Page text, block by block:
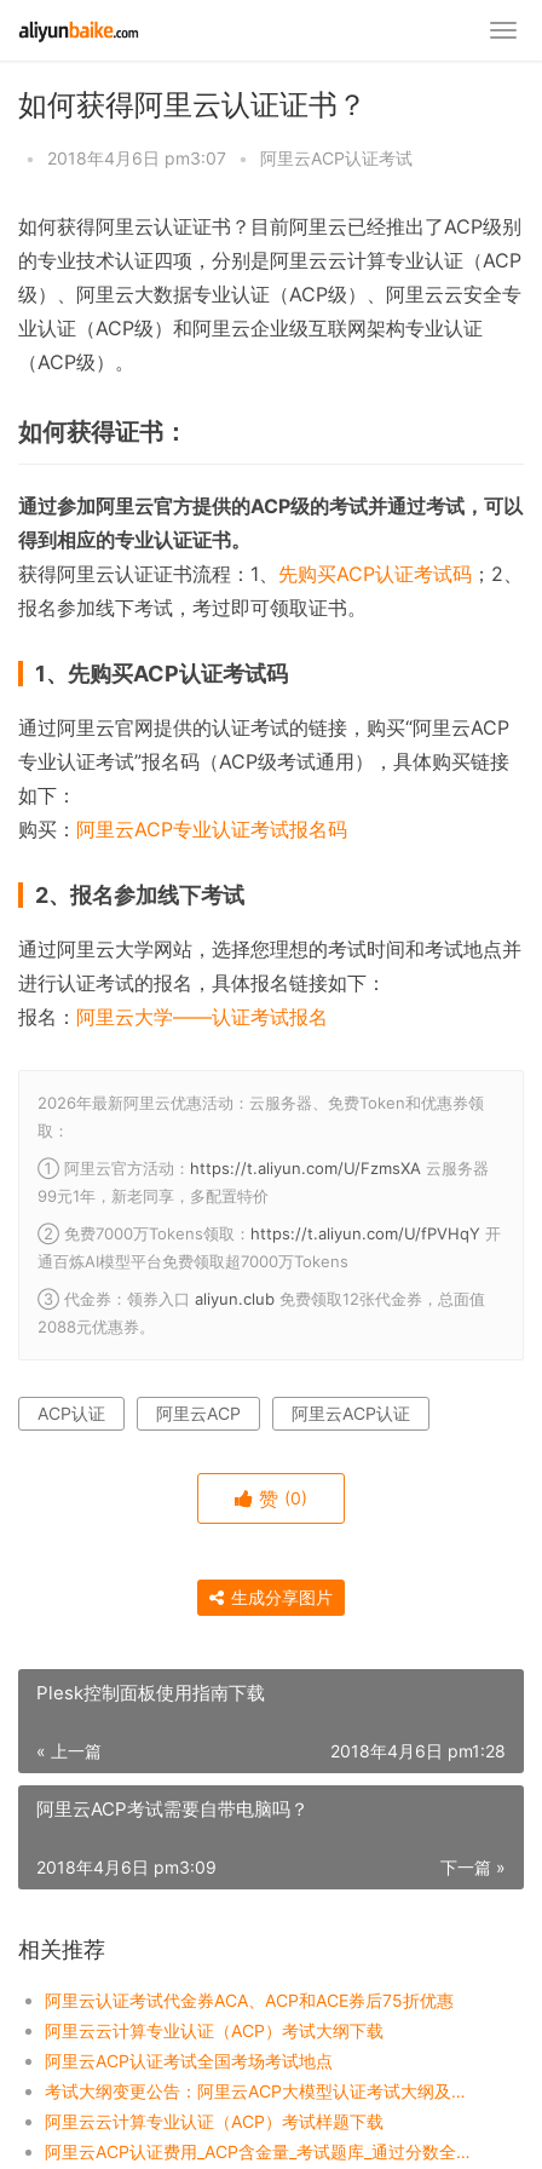
如何获得阿里云认证证书？
• 2018年4月6日 pm3:07 • 阿里云ACP认证考试
如何获得阿里云认证证书？目前阿里云已经推出了ACP级别
的专业技术认证四项，分别是阿里云云计算专业认证（ACP
级）、阿里云大数据专业认证（ACP级）、阿里云云安全专
业认证（ACP级）和阿里云企业级互联网架构专业认证
（ACP级）。
如何获得证书：
通过参加阿里云官方提供的ACP级的考试并通过考试，可以
得到相应的专业认证证书。
获得阿里云认证证书流程：1、 先购买ACP认证考试码 ；2、
报名参加线下考试，考过即可领取证书。
1、先购买ACP认证考试码
通过阿里云官网提供的认证考试的链接，购买“阿里云ACP
专业认证考试”报名码（ACP级考试通用），具体购买链接
如下：
购买： 阿里云ACP专业认证考试报名码
2、报名参加线下考试
通过阿里云大学网站，选择您理想的考试时间和考试地点并
进行认证考试的报名，具体报名链接如下：
报名： 阿里云大学——认证考试报名
2026年最新阿里云优惠活动：云服务器、免费Token和优惠券领
取：
① 阿里云官方活动： https://t.aliyun.com/U/FzmsXA 云服务器
99元1年，新老同享，多配置特价
② 免费7000万Tokens领取： https://t.aliyun.com/U/fPVHqY 开
通百炼AI模型平台免费领取超7000万Tokens
③ 代金券：领券入口 aliyun.club 免费领取12张代金券，总面值
2088元优惠券。
ACP认证 阿里云ACP 阿里云ACP认证
赞 (0)
生成分享图片
Plesk控制面板使用指南下载
« 上一篇 2018年4月6日 pm1:28
阿里云ACP考试需要自带电脑吗？
下一篇 »
2018年4月6日 pm3:09
相关推荐
阿里云认证考试代金券ACA、ACP和ACE券后75折优惠
阿里云云计算专业认证（ACP）考试大纲下载
阿里云ACP认证考试全国考场考试地点
考试大纲变更公告：阿里云ACP大模型认证考试大纲及题型最新通知
阿里云云计算专业认证（ACP）考试样题下载
阿里云ACP认证费用_ACP含金量_考试题库_通过分数全解析